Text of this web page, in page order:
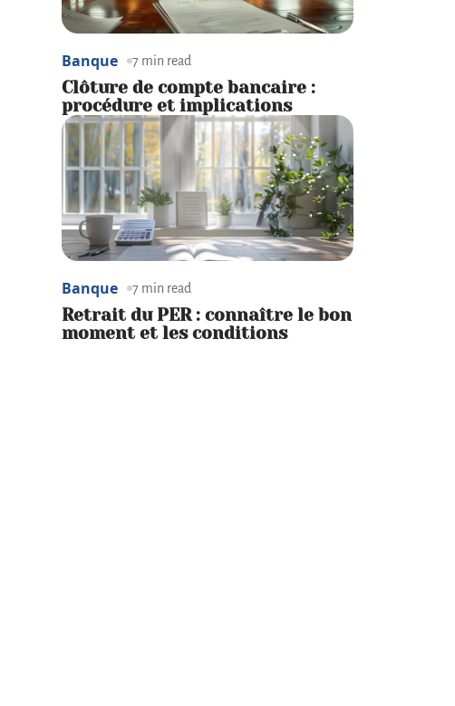
Banque 7 min read
Clôture de compte bancaire :
procédure et implications
Banque 7 min read
Retrait du PER : connaître le bon
moment et les conditions